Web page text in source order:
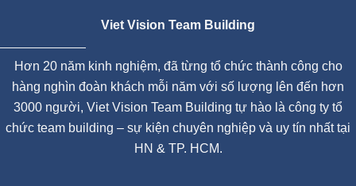
Viet Vision Team Building
Hơn 20 năm kinh nghiệm, đã từng tổ chức thành công cho
hàng nghìn đoàn khách mỗi năm với số lượng lên đến hơn
3000 người, Viet Vision Team Building tự hào là công ty tổ
chức team building – sự kiện chuyên nghiệp và uy tín nhất tại
HN & TP. HCM.